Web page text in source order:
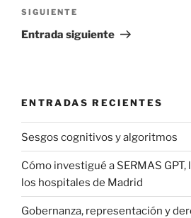
Siguiente
entrada
SIGUIENTE
Entrada siguiente
ENTRADAS RECIENTES
Sesgos cognitivos y algoritmos
Cómo investigué a SERMAS GPT,
los hospitales de Madrid
Gobernanza, representación y